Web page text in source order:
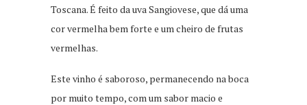
Toscana. É feito da uva Sangiovese, que dá uma
cor vermelha bem forte e um cheiro de frutas
vermelhas.
Este vinho é saboroso, permanecendo na boca
por muito tempo, com um sabor macio e